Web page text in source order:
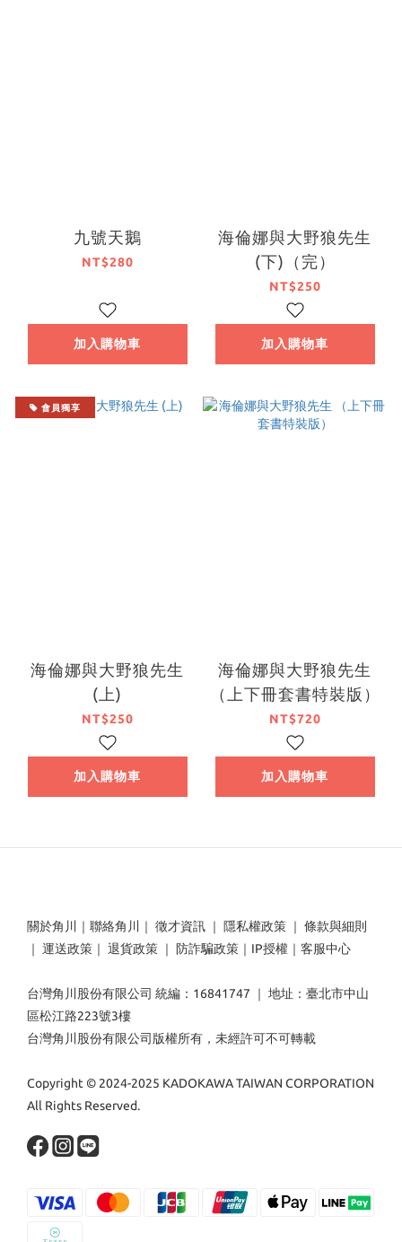
九號天鵝
NT$280
加入購物車
海倫娜與大野狼先生
(下)（完）
NT$250
加入購物車
會員獨享
海倫娜與大野狼先生
(上)
NT$250
加入購物車
海倫娜與大野狼先生
（上下冊套書特裝版）
NT$720
加入購物車
關於角川 ｜ 聯絡角川 ｜ 徵才資訊 ｜ 隱私權政策 ｜ 條款與細則
｜ 運送政策 ｜ 退貨政策 ｜ 防詐騙政策 ｜ IP授權 ｜ 客服中心
台灣角川股份有限公司 統編：16841747 ｜ 地址：臺北市中山
區松江路223號3樓
台灣角川股份有限公司版權所有，未經許可不可轉載
Copyright © 2024-2025 KADOKAWA TAIWAN CORPORATION
All Rights Reserved.